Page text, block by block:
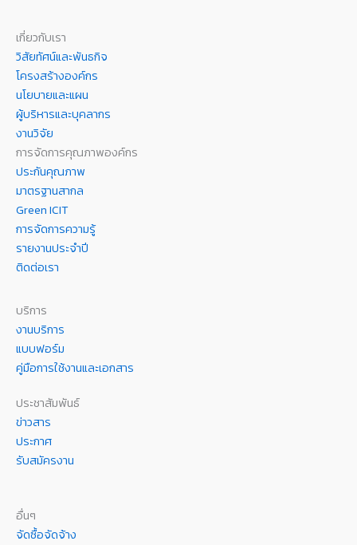
เกี่ยวกับเรา
วิสัยทัศน์และพันธกิจ
โครงสร้างองค์กร
นโยบายและแผน
ผู้บริหารและบุคลากร
งานวิจัย
การจัดการคุณภาพองค์กร
ประกันคุณภาพ
มาตรฐานสากล
Green ICIT
การจัดการความรู้
รายงานประจำปี
ติดต่อเรา
บริการ
งานบริการ
แบบฟอร์ม
คู่มือการใช้งานและเอกสาร
ประชาสัมพันธ์
ข่าวสาร
ประกาศ
รับสมัครงาน
อื่นๆ
จัดซื้อจัดจ้าง